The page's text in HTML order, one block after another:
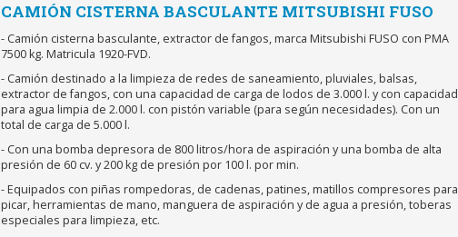
CAMIÓN CISTERNA BASCULANTE MITSUBISHI FUSO
- Camión cisterna basculante, extractor de fangos, marca Mitsubishi FUSO con PMA
7500 kg. Matricula 1920-FVD.
- Camión destinado a la limpieza de redes de saneamiento, pluviales, balsas,
extractor de fangos, con una capacidad de carga de lodos de 3.000 l. y con capacidad
para agua limpia de 2.000 l. con pistón variable (para según necesidades). Con un
total de carga de 5.000 l.
- Con una bomba depresora de 800 litros/hora de aspiración y una bomba de alta
presión de 60 cv. y 200 kg de presión por 100 l. por min.
- Equipados con piñas rompedoras, de cadenas, patines, matillos compresores para
picar, herramientas de mano, manguera de aspiración y de agua a presión, toberas
especiales para limpieza, etc.